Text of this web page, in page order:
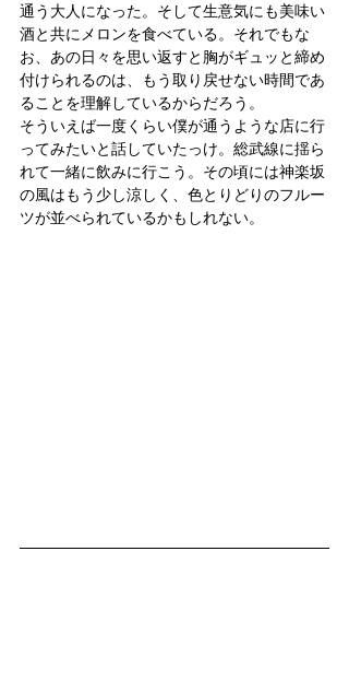
通う大人になった。そして生意気にも美味い
酒と共にメロンを食べている。それでもな
お、あの日々を思い返すと胸がギュッと締め
付けられるのは、もう取り戻せない時間であ
ることを理解しているからだろう。
そういえば一度くらい僕が通うような店に行
ってみたいと話していたっけ。総武線に揺ら
れて一緒に飲みに行こう。その頃には神楽坂
の風はもう少し涼しく、色とりどりのフルー
ツが並べられているかもしれない。